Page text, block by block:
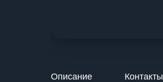
Описание Контакты